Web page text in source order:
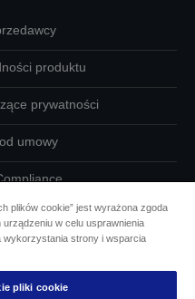
produktu
prywatności
umowy
swoich danych
cookie
rzecz dostępności
plików cookie” jest wyrażona zgoda
w celu usprawnienia
wykorzystania strony i wsparcia
pliki cookie